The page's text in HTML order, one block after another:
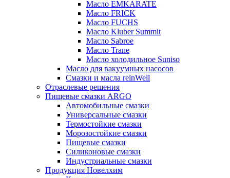
Масло EMKARATE
Масло FRICK
Масло FUCHS
Масло Kluber Summit
Масло Sabroe
Масло Trane
Масло холодильное Suniso
Масло для вакуумных насосов
Смазки и масла reinWell
Отраслевые решения
Пищевые смазки ARGO
Автомобильные смазки
Универсальные смазки
Термостойкие смазки
Морозостойкие смазки
Пищевые смазки
Силиконовые смазки
Индустриальные смазки
Продукция Новелхим